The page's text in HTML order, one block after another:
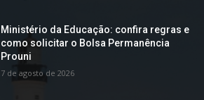
Ministério da Educação: confira regras e
como solicitar o Bolsa Permanência
Prouni
7 de agosto de 2026